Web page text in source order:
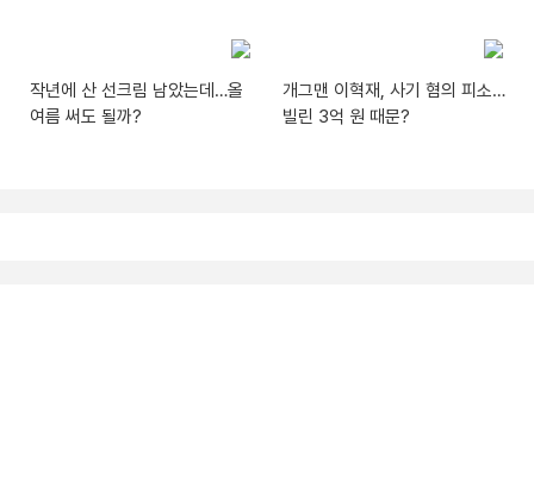
작년에 산 선크림 남았는데…올
여름 써도 될까?
개그맨 이혁재, 사기 혐의 피소…
빌린 3억 원 때문?